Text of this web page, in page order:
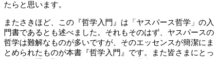
たらと思います。
またさきほど、この『哲学入門』は「ヤスパース哲学」の入
門書であるとも述べました。それもそのはず、ヤスパースの
哲学は難解なものが多いですが、そのエッセンスが簡潔にま
とめられたものが本書『哲学入門』です。また皆さまにとっ